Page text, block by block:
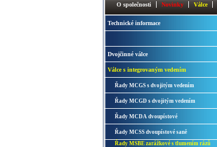
O společnosti Novinky Válce
Technické informace
Dvojčinné válce
Válce s integrovaným vedením
Řady MCGS s dvojitým vedením
Řady MCGD s dvojitým vedením
Řady MCDA dvoupístové
Řady MCSS dvoupístové saně
Řady MSBE zarážkové s tlumením rázů